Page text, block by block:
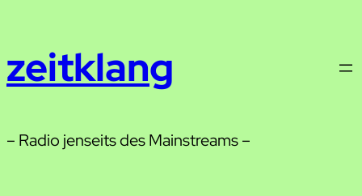
springen
zeitklang
– Radio jenseits des Mainstreams –